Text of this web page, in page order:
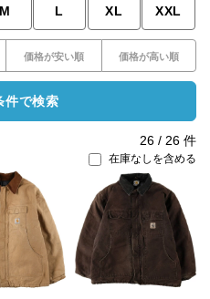
M L XL XXL
価格が安い順 価格が高い順
件で検索
26 / 26 件
在庫なしを含める